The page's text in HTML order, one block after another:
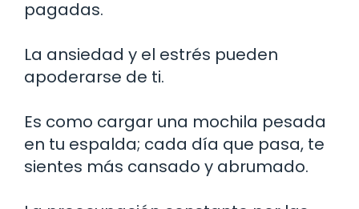
pagadas.
La ansiedad y el estrés pueden
apoderarse de ti.
Es como cargar una mochila pesada
en tu espalda; cada día que pasa, te
sientes más cansado y abrumado.